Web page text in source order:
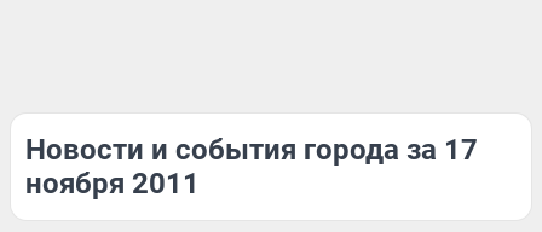
Новости и события города за 17
ноября 2011